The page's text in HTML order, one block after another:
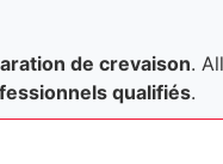
de crevaison.
qualifiés.